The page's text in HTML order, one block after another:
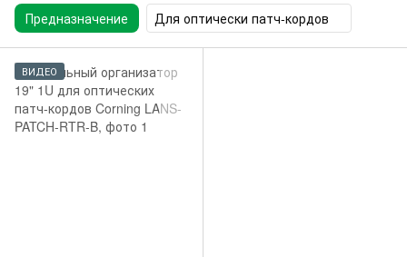
Предназначение Для оптически патч-кордов
ВИДЕО